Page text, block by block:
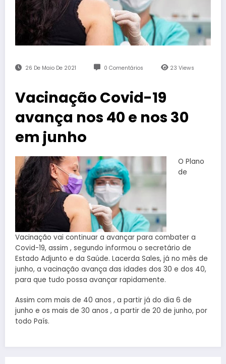
26 De Maio De 2021 0 Comentários 23Views
Vacinação Covid-19
avança nos 40 e nos 30
em junho
O Plano
de
Vacinação vai continuar a avançar para combater a
Covid-19, assim , segundo informou o secretário de
Estado Adjunto e da Saúde. Lacerda Sales, já no mês de
junho, a vacinação avança das idades dos 30 e dos 40,
para que tudo possa avançar rapidamente.
Assim com mais de 40 anos , a partir já do dia 6 de
junho e os mais de 30 anos , a partir de 20 de junho, por
todo País.